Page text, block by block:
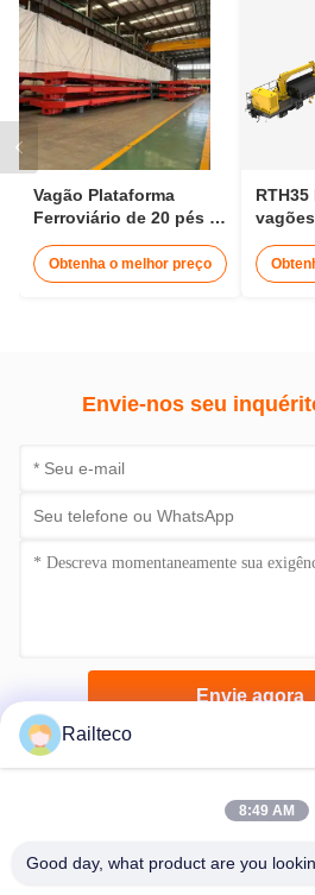
Vagão Plataforma
Ferroviário de 20 pés e
40 pés Vagão Contêiner
Ferroviário de 30t
Obtenha o melhor preço
de 25
Envie-nos seu
Envie agora
Railteco
8:49 AM
Good day, what product are you